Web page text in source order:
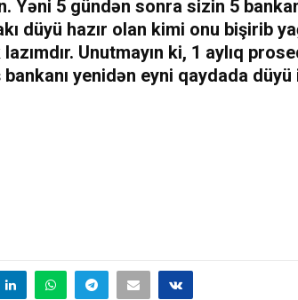
Yəni 5 gündən sonra sizin 5
düyü hazır olan kimi onu bişirib
Unutmayın ki, 1 aylıq
bankanı yenidən eyni qaydada düyü